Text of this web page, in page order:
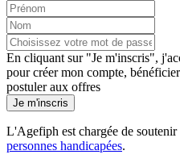
En cliquant sur "Je m'inscris",
pour créer mon compte,
postuler aux offres
Je m'inscris
L'Agefiph est chargée de
personnes handicapées.